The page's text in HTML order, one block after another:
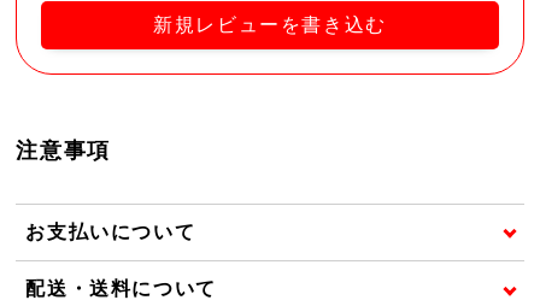
新規レビューを書き込む
注意事項
お支払いについて
配送・送料について